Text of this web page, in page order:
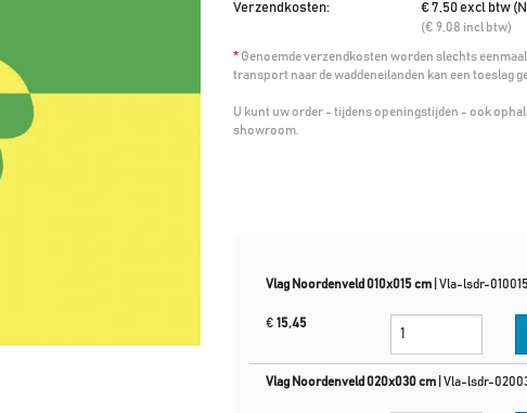
Verzendkosten:
€ 7,50 excl btw
(€ 9,08 incl btw)
* Genoemde verzendkosten worden slechts
transport naar de waddeneilanden kan een toeslag
U kunt uw order - tijdens openingstijden - ook
showroom.
Vlag Noordenveld 010x015 cm Vla-lsdr-
€ 15,45
Vlag Noordenveld 020x030 cm Vla-lsdr-